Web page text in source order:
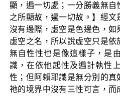
顯，遍一切處；一分勝義無自
之所顯故，遍一切故。】經
沒有邊際，虛空是色邊色，如
虛空之名，所以說虛空只是
無自性性也是像這樣子，是
識，在依他起性及遍計執性
性；但阿賴耶識是無分別的真
祂的境界中沒有三性可言，